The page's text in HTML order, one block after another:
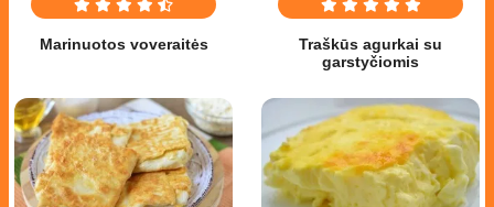
Marinuotos voveraitės
Traškūs agurkai su
garstyčiomis